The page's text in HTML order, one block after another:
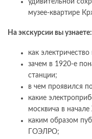
удивительной
музее-квартире
На экскурсии вы узнаете:
как
зачем в 1920-е
станции;
в чем проявился
какие
москвича в начале
каким образом
ГОЭЛРО;